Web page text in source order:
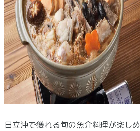
日立沖で獲れる旬の魚介料理が楽しめ